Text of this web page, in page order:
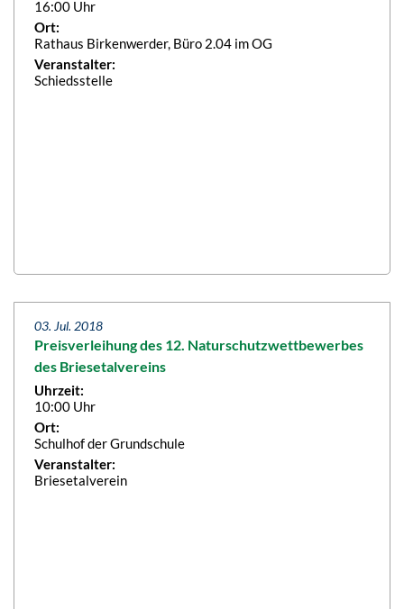
16:00 Uhr
Ort:
Rathaus Birkenwerder, Büro 2.04 im OG
Veranstalter:
Schiedsstelle
03. Jul. 2018
Preisverleihung des 12. Naturschutzwettbewerbes
des Briesetalvereins
Uhrzeit:
10:00 Uhr
Ort:
Schulhof der Grundschule
Veranstalter:
Briesetalverein